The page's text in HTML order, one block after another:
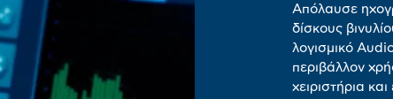
Απόλαυσε
δίσκους
λογισμικό
περιβάλλον
χειριστήρια